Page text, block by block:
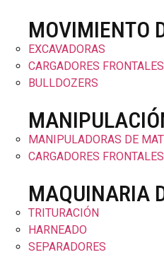
MOVIMIENTO
EXCAVADORAS
CARGADORES FRONTALES
BULLDOZERS
MANIPULADORAS DE
CARGADORES FRONTALES
MAQUINARIA
TRITURACIÓN
HARNEADO
SEPARADORES